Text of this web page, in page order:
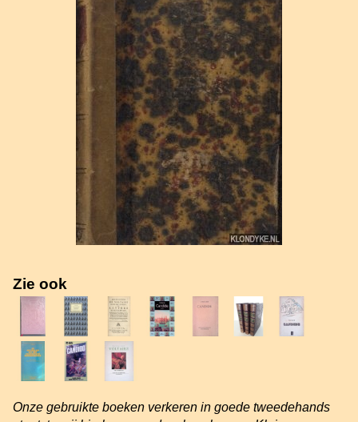
Zie ook
Onze gebruikte boeken verkeren in goede tweedehands